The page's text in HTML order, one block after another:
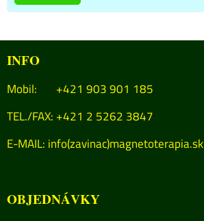
INFO
Mobil: +421 903 901 185
TEL./FAX: +421 2 5262 3847
E-MAIL: info(zavinac)magnetoterapia.sk
OBJEDNÁVKY